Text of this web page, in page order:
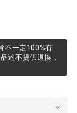
不一定100%有
述不提供退換，